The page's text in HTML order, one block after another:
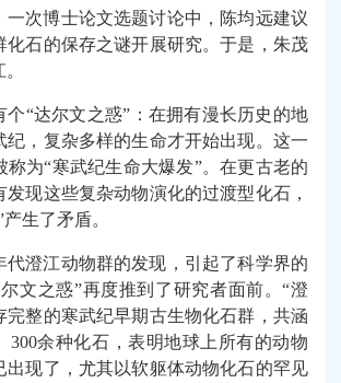
一次博士论文选题讨论中，陈均远建议
化石的保存之谜开展研究。于是，朱茂
个“达尔文之惑”：在拥有漫长历史的地
纪，复杂多样的生命才开始出现。这一
称为“寒武纪生命大爆发”。在更古老的
现这些复杂动物演化的过渡型化石，
生了矛盾。
代澄江动物群的发现，引起了科学界的
文之惑”再度推到了研究者面前。“澄
完整的寒武纪早期古生物化石群，共涵
300余种化石，表明地球上所有的动物
出现了，尤其以软躯体动物化石的罕见